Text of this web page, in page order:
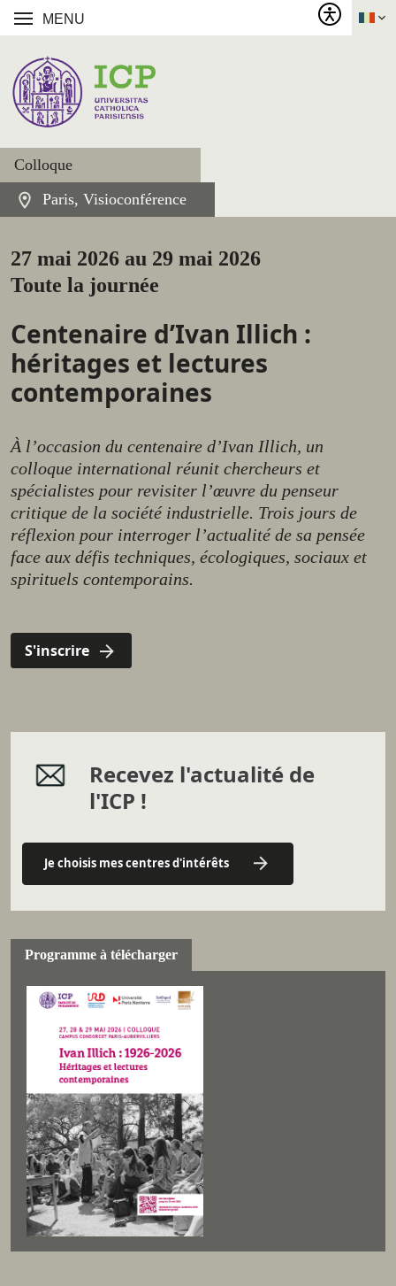
MENU
Colloque
Paris, Visioconférence
27 mai 2026 au 29 mai 2026
Toute la journée
Centenaire d’Ivan Illich :
héritages et lectures
contemporaines
À l’occasion du centenaire d’Ivan Illich, un
colloque international réunit chercheurs et
spécialistes pour revisiter l’œuvre du penseur
critique de la société industrielle. Trois jours de
réflexion pour interroger l’actualité de sa pensée
face aux défis techniques, écologiques, sociaux et
spirituels contemporains.
S'inscrire
Recevez l'actualité de
l'ICP !
Je choisis mes centres d'intérêts
Programme à télécharger